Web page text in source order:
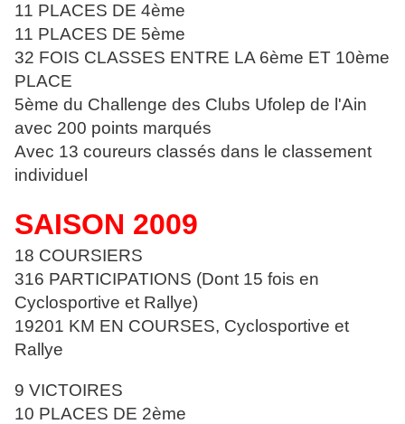
11 PLACES DE 4ème
11 PLACES DE 5ème
32 FOIS CLASSES ENTRE LA 6ème ET 10ème
PLACE
5ème du Challenge des Clubs Ufolep de l'Ain
avec 200 points marqués
Avec 13 coureurs classés dans le classement
individuel
SAISON 2009
18 COURSIERS
316 PARTICIPATIONS (Dont 15 fois en
Cyclosportive et Rallye)
19201 KM EN COURSES, Cyclosportive et
Rallye
9 VICTOIRES
10 PLACES DE 2ème